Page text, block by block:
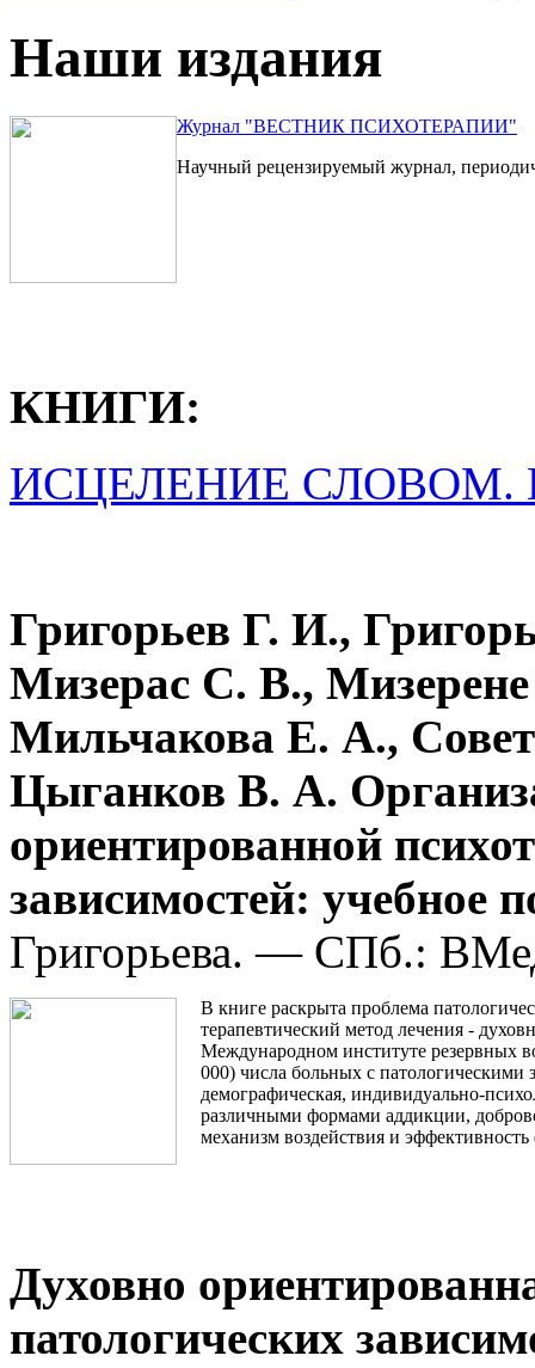
Наши издания
Журнал "ВЕСТНИК ПСИХОТЕРАПИИ"
Научный рецензируемый журнал,
КНИГИ:
ИСЦЕЛЕНИЕ СЛОВОМ.
Григорьев Г. И.,
Мизерас С. В.,
Мильчакова Е. А.,
Цыганков В. А.
ориентированной
зависимостей: учебное
Григорьева. — СПб.:
В книге раскрыта проблема
терапевтический метод лечения -
Международном институте резервных
000) числа больных с патологическими
демографическая, индивидуально-
различными формами аддикции,
механизм воздействия и
Духовно
патологических